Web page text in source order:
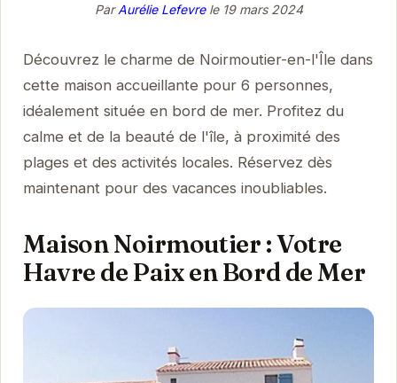
ParAurélie Lefevrele 19 mars 2024
Découvrez le charme de Noirmoutier-en-l'Île dans
cette maison accueillante pour 6 personnes,
idéalement située en bord de mer. Profitez du
calme et de la beauté de l'île, à proximité des
plages et des activités locales. Réservez dès
maintenant pour des vacances inoubliables.
Maison Noirmoutier : Votre
Havre de Paix en Bord de Mer